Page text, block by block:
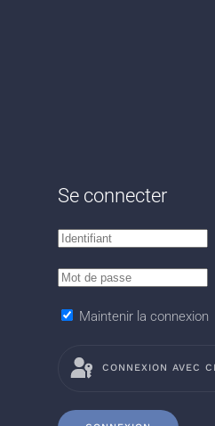
Se connecter
Maintenir la connexion
CONNEXION AVEC